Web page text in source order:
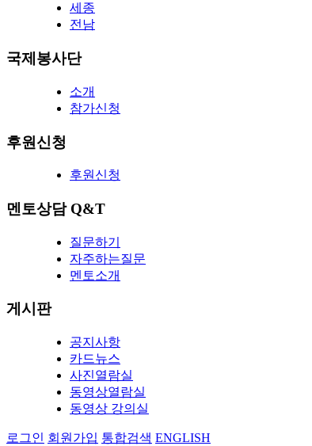
세종
전남
국제봉사단
소개
참가신청
후원신청
후원신청
멘토상담 Q&T
질문하기
자주하는질문
멘토소개
게시판
공지사항
카드뉴스
사진열람실
동영상열람실
동영상 강의실
로그인 회원가입 통합검색 ENGLISH